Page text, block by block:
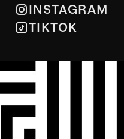
INSTAGRAM
TIKTOK